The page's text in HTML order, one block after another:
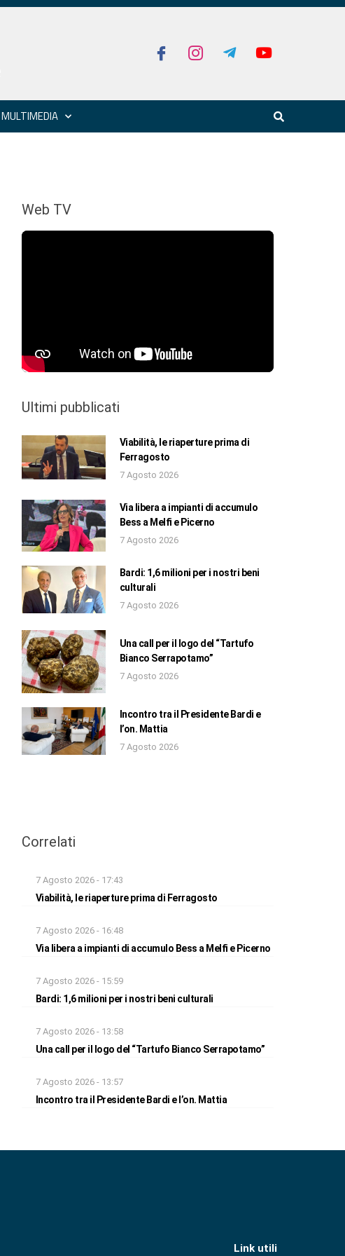
MULTIMEDIA
Web TV
Ultimi pubblicati
Viabilità, le riaperture prima di
Ferragosto
7 Agosto 2026
Via libera a impianti di accumulo
Bess a Melfi e Picerno
7 Agosto 2026
Bardi: 1,6 milioni per i nostri beni
culturali
7 Agosto 2026
Una call per il logo del “Tartufo
Bianco Serrapotamo”
7 Agosto 2026
Incontro tra il Presidente Bardi e
l’on. Mattia
7 Agosto 2026
Correlati
7 Agosto 2026 - 17:43
Viabilità, le riaperture prima di Ferragosto
7 Agosto 2026 - 16:48
Via libera a impianti di accumulo Bess a Melfi e Picerno
7 Agosto 2026 - 15:59
Bardi: 1,6 milioni per i nostri beni culturali
7 Agosto 2026 - 13:58
Una call per il logo del “Tartufo Bianco Serrapotamo”
7 Agosto 2026 - 13:57
Incontro tra il Presidente Bardi e l’on. Mattia
Link utili